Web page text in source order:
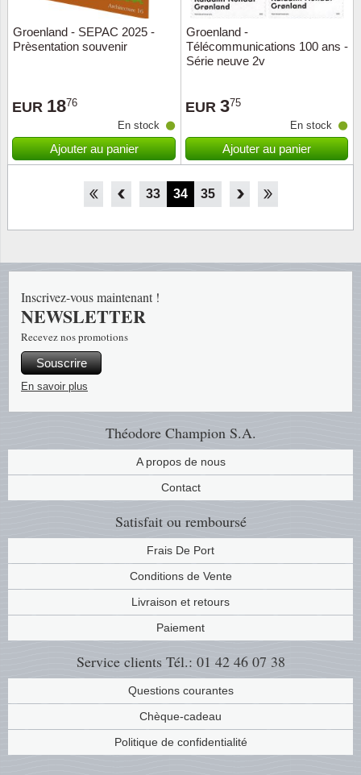
Groenland - SEPAC 2025 -
Prèsentation souvenir
EUR 1876
En stock
Ajouter au panier
Groenland -
Télécommunications 100 ans -
Série neuve 2v
EUR 375
En stock
Ajouter au panier
31 32 33 34 35 36 37
Théodore Champion S.A.
A propos de nous
Contact
Satisfait ou remboursé
Frais De Port
Conditions de Vente
Livraison et retours
Paiement
Service clients Tél.: 01 42 46 07 38
Questions courantes
Chèque-cadeau
Politique de confidentialité
Inscrivez-vous maintenant !
NEWSLETTER
Recevez nos promotions
Souscrire
En savoir plus